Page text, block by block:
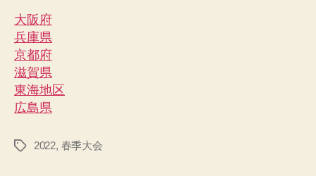
大阪府
兵庫県
京都府
滋賀県
東海地区
広島県
タ
2022, 春季大会